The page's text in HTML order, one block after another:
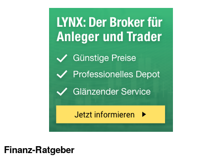
Finanz-Ratgeber